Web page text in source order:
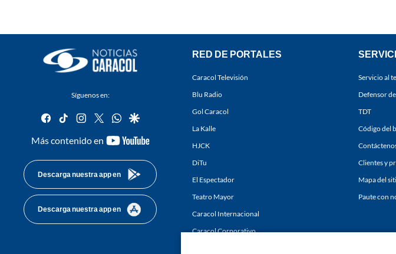
Síguenos en:
facebook
tiktok instagram
twitterwhatsapp
google
Más contenido en
youtube-
Descarga nuestra app en
Descarga nuestra app en
RED DE PORTALES
Caracol Televisión
Blu Radio
Gol Caracol
La Kalle
HJCK
DiTu
El Espectador
Teatro Mayor
Caracol Internacional
Caracol Corporativo
Servicio al
Defensor
TDT
Código del
Clientes y
Mapa del
Paute con